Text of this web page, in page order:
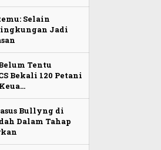
Selain
Jadi
Tentu
Bekali 120 Petani
Bullyng di
Dalam Tahap